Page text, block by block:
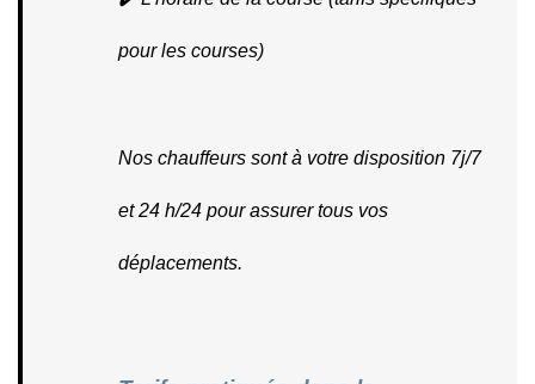
pour les courses)
Nos chauffeurs sont à votre disposition 7j/7
et 24 h/24 pour assurer tous vos
déplacements.